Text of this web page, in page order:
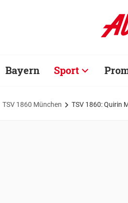
Bayern Sport
TSV 1860 München TSV 1860: Quirin